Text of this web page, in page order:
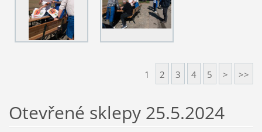
1 2 3 4 5 > >>
Otevřené sklepy 25.5.2024